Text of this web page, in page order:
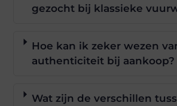
gezocht bij klassieke
Hoe kan ik zeker wezen
authenticiteit bij aankoop?
Wat zijn de verschillen